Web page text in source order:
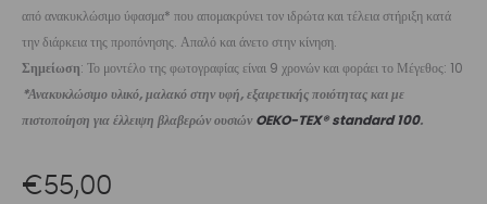
από ανακυκλώσιμο ύφασμα* που απομακρύνει τον ιδρώτα και τέλεια στήριξη κατά
την διάρκεια της προπόνησης. Απαλό και άνετο στην κίνηση.
Σημείωση: Το μοντέλο της φωτογραφίας είναι 9 χρονών και φοράει το Μέγεθος: 10
*Ανακυκλώσιμο υλικό, μαλακό στην υφή, εξαιρετικής ποιότητας και με
πιστοποίηση για έλλειψη βλαβερών ουσιών OEKO-TEX® standard 100.
€55,00